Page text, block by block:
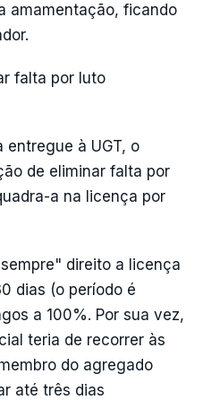
amamentação, ficando
falta por luto
entregue à UGT, o
de eliminar falta por
a na licença por
direito a licença
dias (o período é
a 100%. Por sua vez,
teria de recorrer às
do agregado
até três dias